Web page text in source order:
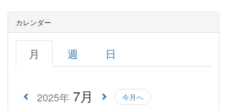
カレンダー
月 週 日
2025年 7月 今月へ